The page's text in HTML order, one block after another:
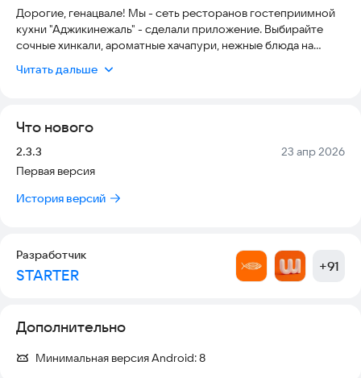
Дорогие, генацвале! Мы - сеть ресторанов гостеприимной
кухни "Аджикинежаль" - сделали приложение. Выбирайте
сочные хинкали, ароматные хачапури, нежные блюда на
офис. В приложении вы будете первыми получать новости о
Читать дальше
Что нового
Версия:
2.3.3 Дата:
23 апр 2026
Первая версия
История версий
Разработчик
STARTER +91
Дополнительно
Минимальная версия Android:8